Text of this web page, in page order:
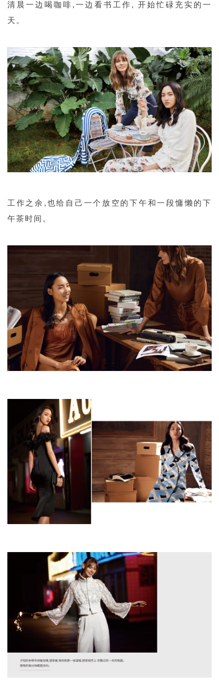
清晨一边喝咖啡,一边看书工作, 开始忙碌充实的一
天。
工作之余,也给自己一个放空的下午和一段慵懒的下
午茶时间。